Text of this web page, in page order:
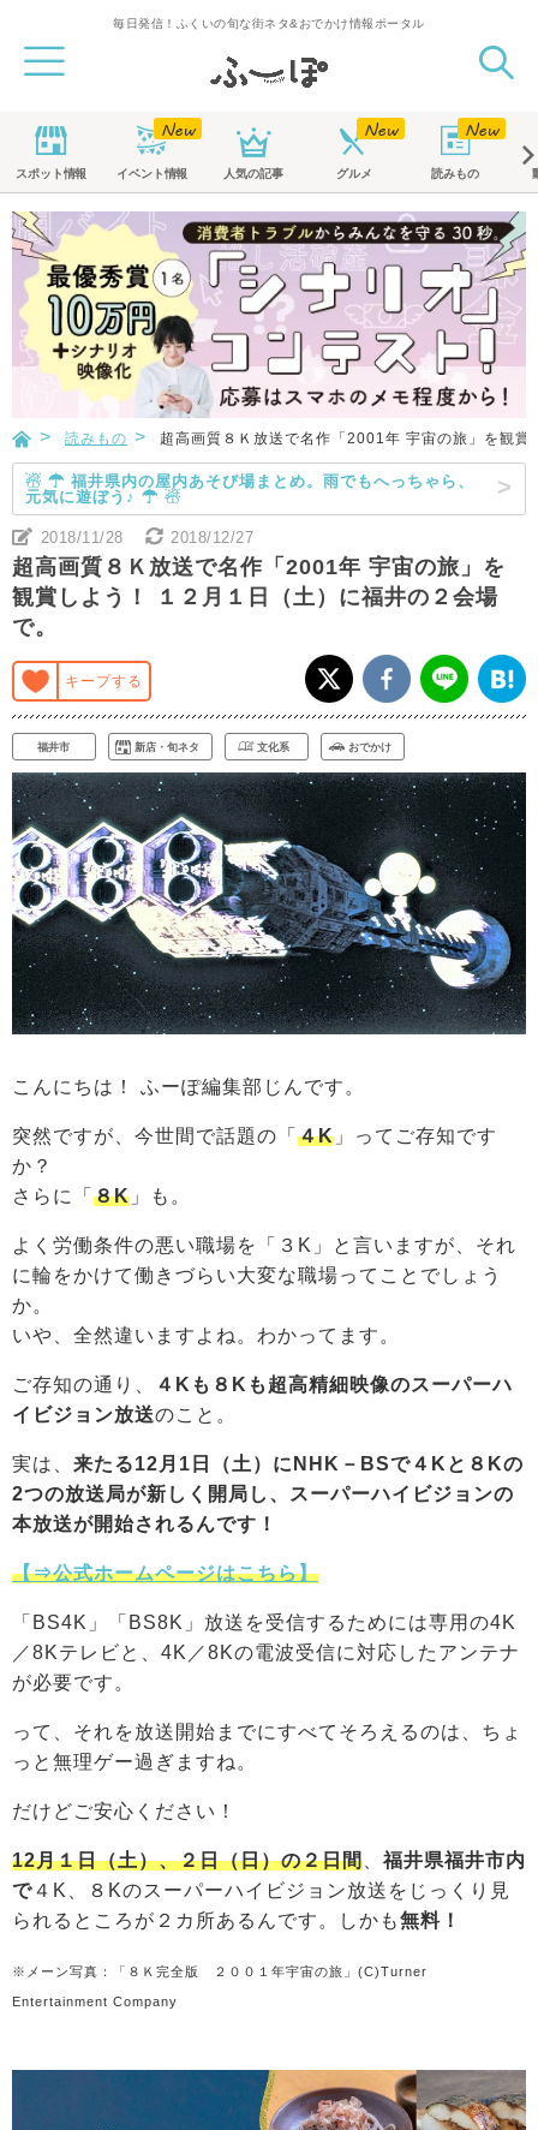
毎日発信！ふくいの旬な街ネタ&おでかけ情報ポータル
スポット情報 イベント情報 人気の記事 グルメ 読みもの
読みもの 超高画質８Ｋ放送で名作「2001年 宇宙の旅」を観
☃ ☂ 福井県内の屋内あそび場まとめ。雨でもへっちゃら、
元気に遊ぼう♪ ☂ ☃
2018/11/28 2018/12/27
超高画質８Ｋ放送で名作「2001年 宇宙の旅」を
観賞しよう！ １２月１日（土）に福井の２会場
で。
キープする
福井市 新店・旬ネタ 文化系 おでかけ
こんにちは！ ふーぽ編集部じんです。
突然ですが、今世間で話題の「 ４K 」ってご存知です
か？
さらに「 ８K 」も。
よく労働条件の悪い職場を「３K」と言いますが、それ
に輪をかけて働きづらい大変な職場ってことでしょう
か。
いや、全然違いますよね。わかってます。
ご存知の通り、
４Kも８Kも超高精細映像のスーパーハ
イビジョン放送のこと。
実は、 来たる12月1日（土）にNHK－BSで４Kと８Kの
2つの放送局が新しく開局し、スーパーハイビジョンの
本放送が開始されるんです！
【⇒公式ホームページはこちら】
「BS4K」「BS8K」放送を受信するためには専用の4K
／8Kテレビと、4K／8Kの電波受信に対応したアンテナ
が必要です。
って、それを放送開始までにすべてそろえるのは、ちょ
っと無理ゲー過ぎますね。
だけどご安心ください！
12月１日（土）、２日（日）の２日間
福井県福井市内
で４K、８Kのスーパーハイビジョン放送をじっくり見
られるところが２カ所あるんです。しかも無料！
※メーン写真：「８Ｋ完全版 ２００１年宇宙の旅」(C)Turner
Entertainment Company